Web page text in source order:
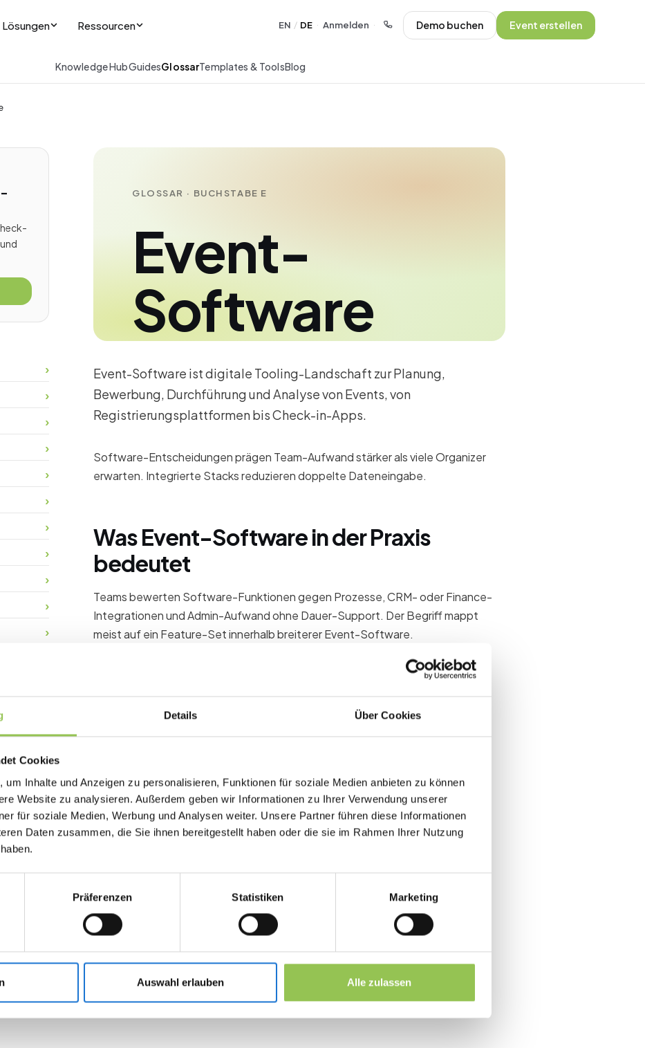
Details Über Cookies
Cookies
um Inhalte und Anzeigen zu personalisieren, Funktionen für soziale Medien anbieten zu können
Website zu analysieren. Außerdem geben wir Informationen zu Ihrer Verwendung unserer
für soziale Medien, Werbung und Analysen weiter. Unsere Partner führen diese Informationen
Daten zusammen, die Sie ihnen bereitgestellt haben oder die sie im Rahmen Ihrer Nutzung
Präferenzen Statistiken Marketing
Auswahl erlauben Alle zulassen
Lösungen Ressourcen EN / DE · Anmelden · Demo buchen Event erstellen
Knowledge HubGuidesGlossarTemplates & ToolsBlog
GLOSSAR · BUCHSTABE E
Event-
Software
Event-Software ist digitale Tooling-Landschaft zur Planung,
Bewerbung, Durchführung und Analyse von Events, von
Registrierungsplattformen bis Check-in-Apps.
Software-Entscheidungen prägen Team-Aufwand stärker als viele Organizer
erwarten. Integrierte Stacks reduzieren doppelte Dateneingabe.
Was Event-Software in der Praxis
bedeutet
Teams bewerten Software-Funktionen gegen Prozesse, CRM- oder Finance-
Integrationen und Admin-Aufwand ohne Dauer-Support. Der Begriff mappt
meist auf ein Feature-Set innerhalb breiterer Event-Software.
Warum Event-Software wichtig ist
Registrierungs- und Ticketing-Plattformen
Check-in- und Badge-Systeme vor Ort
Analytics und CRM-Integrationen
Typische Setups: Event-Software
Anforderungsliste auf Registrierung, Check-in und Reporting-Module
Integrationstest mit CRM, Payment und E-Mail vor dem ersten Live-Event